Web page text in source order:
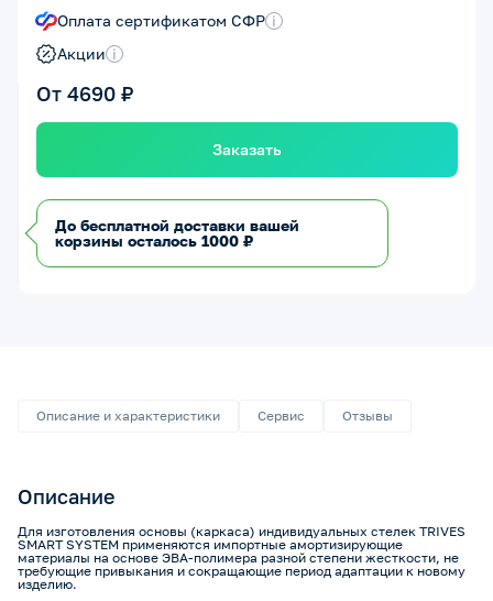
Оплата сертификатом СФР i
Акции i
От 4690 ₽
Заказать
До бесплатной доставки вашей
корзины осталось 1000 ₽
Описание и характеристики Сервис Отзывы
Описание
Для изготовления основы (каркаса) индивидуальных стелек TRIVES
SMART SYSTEM применяются импортные амортизирующие
материалы на основе ЭВА-полимера разной степени жесткости, не
требующие привыкания и сокращающие период адаптации к новому
изделию.